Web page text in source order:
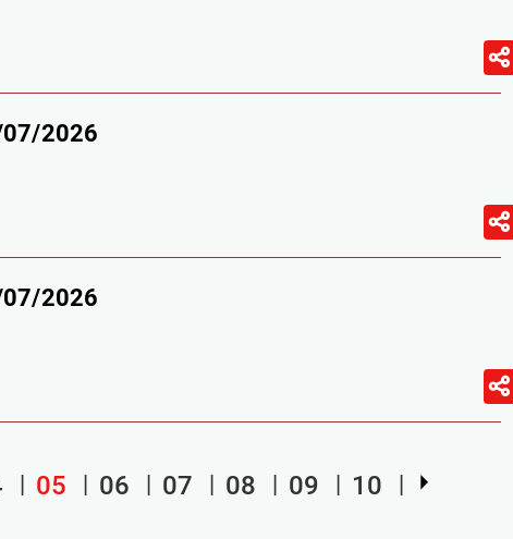
07/2026
07/2026
05 06 07 08 09 10